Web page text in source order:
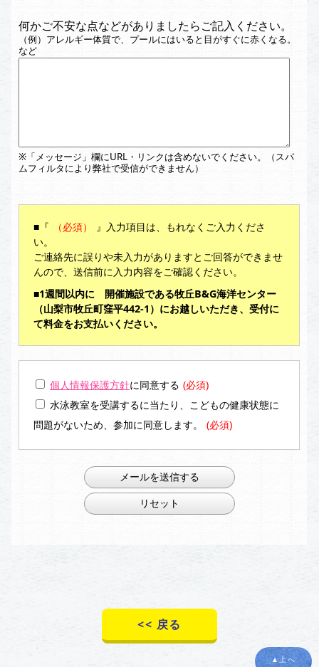
何かご不安な点などがありましたらご記入ください。
（例）アレルギー体質で、プールにはいると目がすぐに赤くなる。
など
※「メッセージ」欄にURL・リンクは含めないでください。（スパ
ムフィルタにより弊社で受信ができません）
■『 （必須）
』入力項目は、もれなくご入力くださ
い。
ご連絡先に誤りや未入力がありますとご回答ができませ
んので、送信前に入力内容をご確認ください。
■1週間以内に 開催施設である牧丘B&G海洋センター
（山梨市牧丘町窪平442-1）にお越しいただき、受付に
て料金をお支払いください。
個人情報保護方針に同意する (必須)
水泳教室を受講するに当たり、こどもの健康状態に
問題がないため、参加に同意します。
(必須)
<< 戻る
▲上へ